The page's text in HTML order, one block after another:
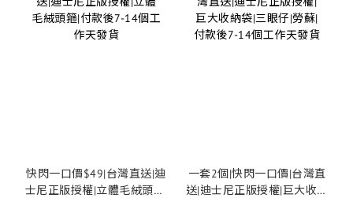
快閃一口價$49|台灣直送|迪
士尼正版授權|立體毛絨頭箍|
一套2個|快閃一口價|台灣直
送|迪士尼正版授權|巨大收納